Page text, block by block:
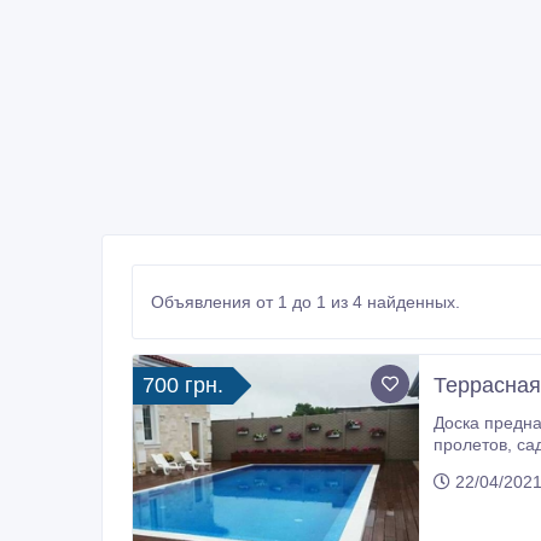
Объявления от 1 до 1 из 4 найденных.
700 грн.
Доска предназначена для
пролетов, садовых дорожек Оптимальное соотношение цена-качество для частного домостроения. Высокие эксплуатационные
по европейским стандартам Изготовления
22/04/